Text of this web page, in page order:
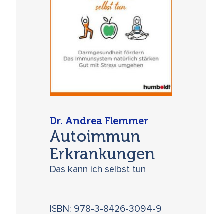
Dr. Andrea Flemmer
Autoimmun
Erkrankungen
Das kann ich selbst tun
ISBN: 978-3-8426-3094-9